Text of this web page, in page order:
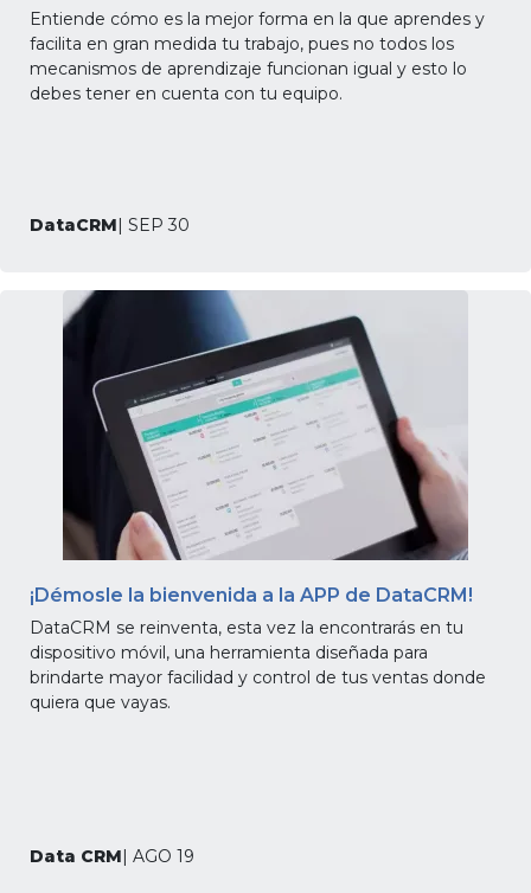
Entiende cómo es la mejor forma en la que aprendes y
facilita en gran medida tu trabajo, pues no todos los
mecanismos de aprendizaje funcionan igual y esto lo
debes tener en cuenta con tu equipo.
DataCRM | SEP 30
¡Démosle la bienvenida a la APP de DataCRM!
DataCRM se reinventa, esta vez la encontrarás en tu
dispositivo móvil, una herramienta diseñada para
brindarte mayor facilidad y control de tus ventas donde
quiera que vayas.
Data CRM | AGO 19